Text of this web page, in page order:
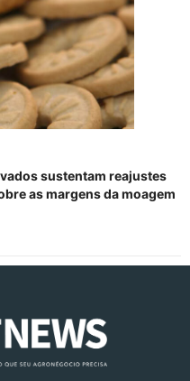
sustentam reajustes
as margens da moagem